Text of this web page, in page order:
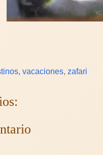
, vacaciones, zafari